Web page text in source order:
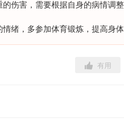
伤害，需要根据自身的病情调整
绪，多参加体育锻炼，提高身
有用